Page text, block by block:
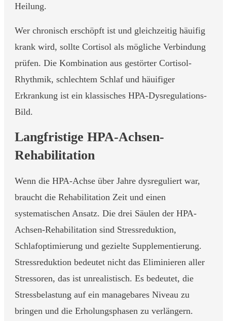
Heilung.
Wer chronisch erschöpft ist und gleichzeitig häuifig
krank wird, sollte Cortisol als mögliche Verbindung
prüfen. Die Kombination aus gestörter Cortisol-
Rhythmik, schlechtem Schlaf und häuifiger
Erkrankung ist ein klassisches HPA-Dysregulations-
Bild.
Langfristige HPA-Achsen-
Rehabilitation
Wenn die HPA-Achse über Jahre dysreguliert war,
braucht die Rehabilitation Zeit und einen
systematischen Ansatz. Die drei Säulen der HPA-
Achsen-Rehabilitation sind Stressreduktion,
Schlafoptimierung und gezielte Supplementierung.
Stressreduktion bedeutet nicht das Eliminieren aller
Stressoren, das ist unrealistisch. Es bedeutet, die
Stressbelastung auf ein managebares Niveau zu
bringen und die Erholungsphasen zu verlängern.